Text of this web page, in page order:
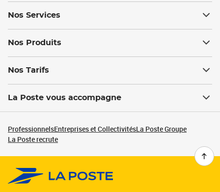
Nos Services
Nos Produits
Nos Tarifs
La Poste vous accompagne
ProfessionnelsEntreprises et CollectivitésLa Poste Groupe
La Poste recrute